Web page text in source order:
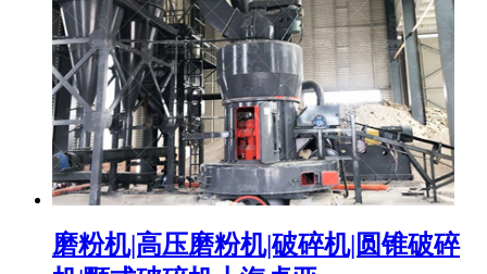
磨粉机|高压磨粉机|破碎机|圆锥破碎